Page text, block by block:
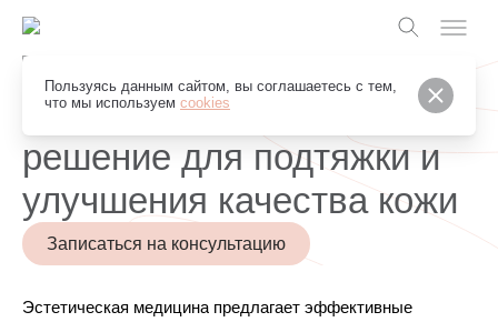
Пользуясь данным сайтом, вы соглашаетесь с тем,
что мы используем cookies
Грейс Клуб
BODY FX - комплексное
решение для подтяжки и
улучшения качества кожи
Записаться на консультацию
Эстетическая медицина предлагает эффективные